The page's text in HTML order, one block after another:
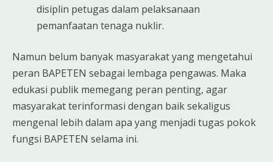
disiplin petugas dalam pelaksanaan
pemanfaatan tenaga nuklir.
Namun belum banyak masyarakat yang mengetahui
peran BAPETEN sebagai lembaga pengawas. Maka
edukasi publik memegang peran penting, agar
masyarakat terinformasi dengan baik sekaligus
mengenal lebih dalam apa yang menjadi tugas pokok
fungsi BAPETEN selama ini.